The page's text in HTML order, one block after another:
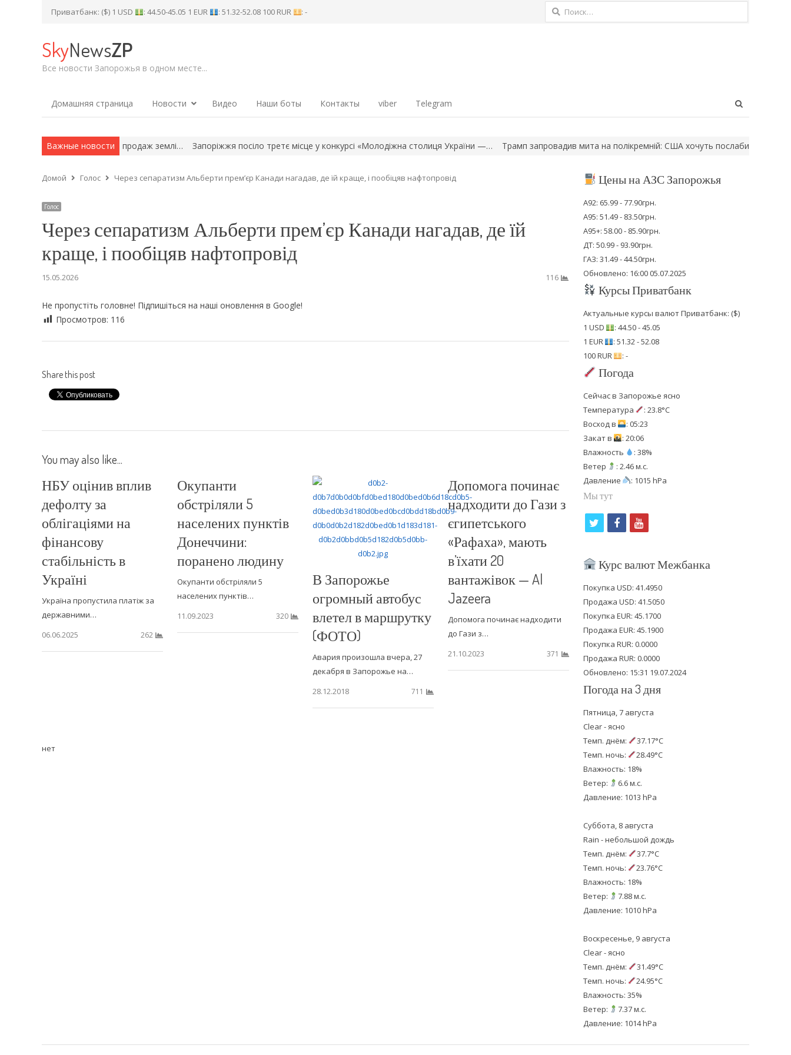
Приватбанк: ($) 1 USD : 44.50-45.05 1 EUR : 51.32-52.08 100 RUR : - Найти:
SkyNewsZP
Все новости Запорожья в одном месте...
Домашняя страница Новости Видео Наши боты Контакты viber Telegram
Важные новости
законопроєкт про продаж землі… Запоріжжя посіло третє місце у конкурсі «Молодіжна столиця України —… Трамп запровадив мита на полікремній: США хочуть послабити залежність
Домой Голос Через сепаратизм Альберти прем’єр Канади нагадав, де їй краще, і пообіцяв нафтопровід
Голос
Через сепаратизм Альберти прем’єр Канади нагадав, де їй
краще, і пообіцяв нафтопровід
15.05.2026 116
Не пропустіть головне! Підпишіться на наші оновлення в Google!
Просмотров: 116
Share this post
You may also like...
НБУ оцінив вплив
дефолту за
облігаціями на
фінансову
стабільність в
Україні
Україна пропустила платіж за
державними…
06.06.2025
262
Окупанти
обстріляли 5
населених пунктів
Донеччини:
поранено людину
Окупанти обстріляли 5
населених пунктів…
11.09.2023
320
В Запорожье
огромный автобус
влетел в маршрутку
(ФОТО)
Авария произошла вчера, 27
декабря в Запорожье на…
28.12.2018
711
Допомога починає
надходити до Гази з
єгипетського
«Рафаха», мають
в’їхати 20
вантажівок — Al
Jazeera
Допомога починає надходити
до Гази з…
21.10.2023
371
нет
Цены на АЗС Запорожья
А92: 65.99 - 77.90грн.
А95: 51.49 - 83.50грн.
А95+: 58.00 - 85.90грн.
ДТ: 50.99 - 93.90грн.
ГАЗ: 31.49 - 44.50грн.
Обновлено: 16:00 05.07.2025
Курсы Приватбанк
Актуальные курсы валют Приватбанк: ($)
1 USD
: 44.50 - 45.05
1 EUR
: 51.32 - 52.08
100 RUR
: -
Погода
Сейчас в Запорожье ясно
Температура
: 23.8°C
Восход в
: 05:23
Закат в
: 20:06
Влажность
: 38%
Ветер
: 2.46 м.с.
Давление
: 1015 hPa
Мы тут
i
t
e
r
f
c
b
o
o
k
y
u
u
b
e
Курс валют Межбанка
Покупка USD: 41.4950
Продажа USD: 41.5050
Покупка EUR: 45.1700
Продажа EUR: 45.1900
Покупка RUR: 0.0000
Продажа RUR: 0.0000
Обновлено: 15:31 19.07.2024
Погода на 3 дня
Пятница, 7 августа
Clear - ясно
Темп. днём:
37.17°C
Темп. ночь:
28.49°C
Влажность: 18%
Ветер:
6.6 м.с.
Давление: 1013 hPa
Суббота, 8 августа
Rain - небольшой дождь
Темп. днём:
37.7°C
Темп. ночь:
23.76°C
Влажность: 18%
Ветер:
7.88 м.с.
Давление: 1010 hPa
Воскресенье, 9 августа
Clear - ясно
Темп. днём:
31.49°C
Темп. ночь:
24.95°C
Влажность: 35%
Ветер:
7.37 м.с.
Давление: 1014 hPa